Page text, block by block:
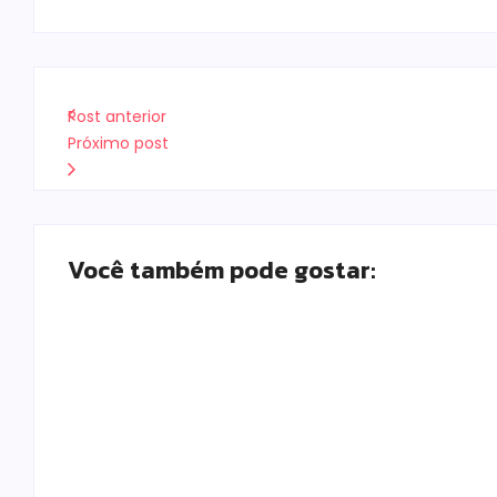
Post anterior
Próximo post
Você também pode gostar: